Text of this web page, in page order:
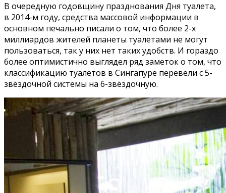
В очередную годовщину празднования Дня туалета,
в 2014-м году, средства массовой информации в
основном печально писали о том, что более 2-х
миллиардов жителей планеты туалетами не могут
пользоваться, так у них нет таких удобств. И гораздо
более оптимистично выглядел ряд заметок о том, что
классификацию туалетов в Сингапуре перевели с 5-
звёздочной системы на 6-звёздочную.